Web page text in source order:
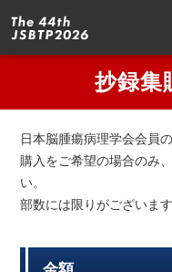
抄録集
日本脳腫瘍病理学会会員
購入をご希望の場合のみ
い。
部数には限りがございま